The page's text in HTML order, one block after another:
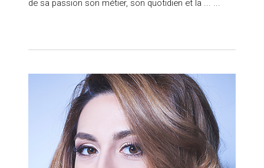
de sa passion son métier, son quotidien et la ... ...